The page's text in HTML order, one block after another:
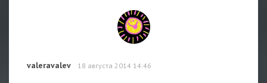
valeravalev 18 августа 2014 14:46